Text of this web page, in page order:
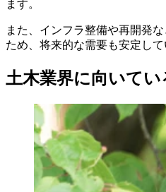
ます。
また、インフラ整備や再開発
ため、将来的な需要も安定して
土木業界に向いて